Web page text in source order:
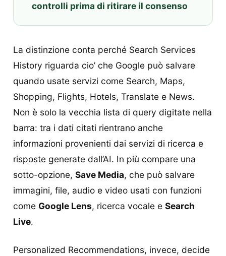
controlli prima di ritirare il consenso
La distinzione conta perché Search Services
History riguarda cio’ che Google può salvare
quando usate servizi come Search, Maps,
Shopping, Flights, Hotels, Translate e News.
Non è solo la vecchia lista di query digitate nella
barra: tra i dati citati rientrano anche
informazioni provenienti dai servizi di ricerca e
risposte generate dall’AI. In più compare una
sotto-opzione, Save Media, che può salvare
immagini, file, audio e video usati con funzioni
come Google Lens, ricerca vocale e Search
Live.
Personalized Recommendations, invece, decide